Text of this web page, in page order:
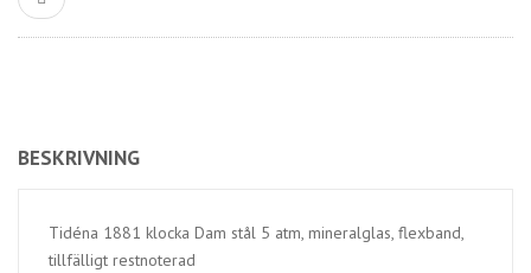
BESKRIVNING
Tidéna 1881 klocka Dam stål 5 atm, mineralglas, flexband,
tillfälligt restnoterad